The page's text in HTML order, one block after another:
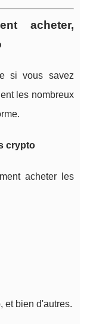
acheter,
si vous savez
les nombreux
crypto
acheter les
et bien d'autres.